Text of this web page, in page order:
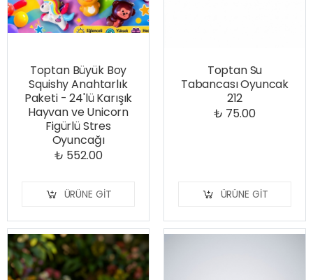
Toptan Büyük Boy
Squishy Anahtarlık
Paketi - 24'lü Karışık
Hayvan ve Unicorn
Figürlü Stres
Oyuncağı
₺ 552.00
ÜRÜNE GIT
Toptan Su
Tabancası Oyuncak
212
₺ 75.00
ÜRÜNE GIT